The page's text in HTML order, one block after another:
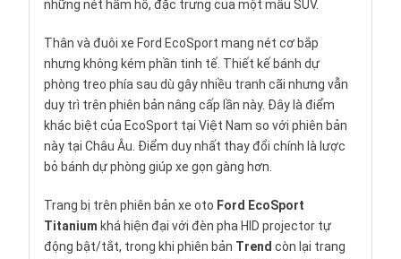
những nét hầm hố, đặc trưng của một mẫu SUV.
Thân và đuôi xe Ford EcoSport mang nét cơ bắp
nhưng không kém phần tinh tế. Thiết kế bánh dự
phòng treo phía sau dù gây nhiều tranh cãi nhưng vẫn
duy trì trên phiên bản nâng cấp lần này. Đây là điểm
khác biệt của EcoSport tại Việt Nam so với phiên bản
này tại Châu Âu. Điểm duy nhất thay đổi chính là lược
bỏ bánh dự phòng giúp xe gọn gàng hơn.
Trang bị trên phiên bản xe oto Ford EcoSport
Titanium khá hiện đại với đèn pha HID projector tự
động bật/tắt, trong khi phiên bản Trend còn lại trang